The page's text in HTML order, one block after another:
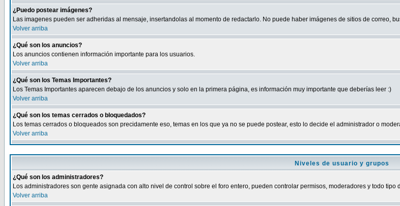
¿Puedo postear imágenes?
Las imagenes pueden ser adheridas al mensaje, insertandolas al momento de redactarlo. No puede haber imágenes de sitios de correo,
Volver arriba
¿Qué son los anuncios?
Los anuncios contienen información importante para los usuarios.
Volver arriba
¿Qué son los Temas Importantes?
Los Temas Importantes aparecen debajo de los anuncios y solo en la primera página, es información muy importante que deberías leer :)
Volver arriba
¿Qué son los temas cerrados o bloquedados?
Los temas cerrados o bloqueados son precidamente eso, temas en los que ya no se puede postear, esto lo decide el administrador o
Volver arriba
Niveles de usuario y grupos
¿Qué son los administradores?
Los administradores son gente asignada con alto nivel de control sobre el foro entero, pueden controlar permisos, moderadores y todo tipo
Volver arriba